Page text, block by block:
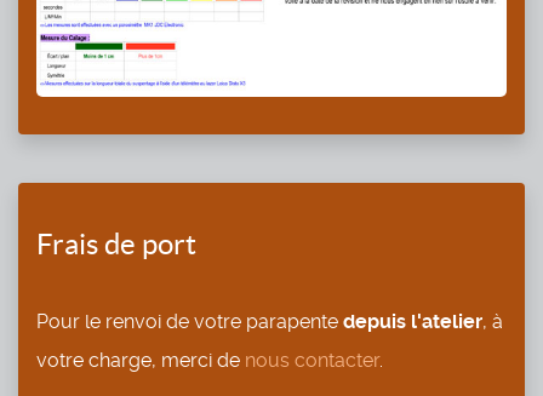
Frais de port
Pour le renvoi de votre parapente depuis l'atelier, à
votre charge, merci de nous contacter.